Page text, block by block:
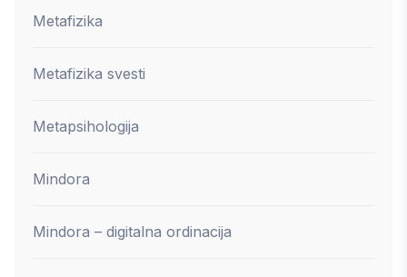
Metafizika
Metafizika svesti
Metapsihologija
Mindora
Mindora – digitalna ordinacija